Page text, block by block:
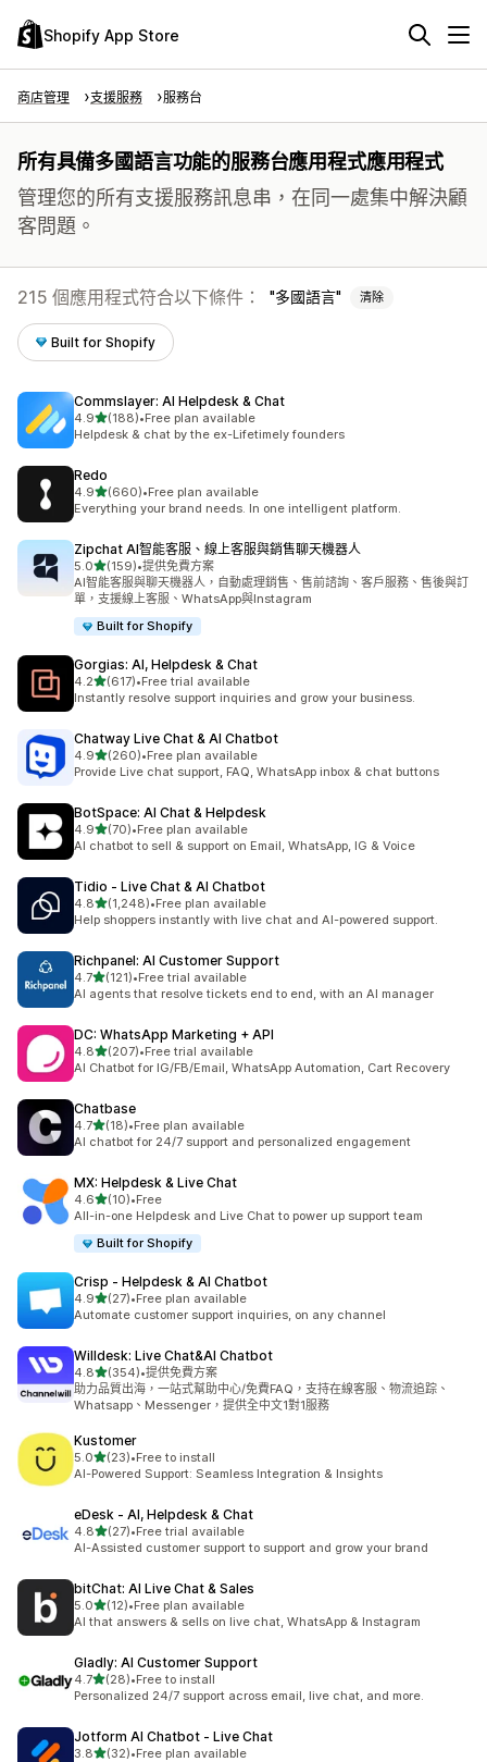
Shopify App Store
商店管理 支援服務 服務台
所有具備多國語言功能的服務台應用程式應用程式
管理您的所有支援服務訊息串，在同一處集中解決顧
客問題。
215 個應用程式符合以下條件： 多國語言 清除
Built for Shopify
Commslayer: AI Helpdesk & Chat
4.9滿分 5 顆星
(188)
共有 188 則評價
•Free plan available
Helpdesk & chat by the ex-Lifetimely founders
Redo
4.9滿分 5 顆星
(660)
共有 660 則評價
•Free plan available
Everything your brand needs. In one intelligent platform.
Zipchat AI智能客服、線上客服與銷售聊天機器人
5.0滿分 5 顆星
(159)
共有 159 則評價
•提供免費方案
AI智能客服與聊天機器人，自動處理銷售、售前諮詢、客戶服務、售後與訂
單，支援線上客服、WhatsApp與Instagram
Built for Shopify
Gorgias: AI, Helpdesk & Chat
4.2滿分 5 顆星
(617)
共有 617 則評價
•Free trial available
Instantly resolve support inquiries and grow your business.
Chatway Live Chat & AI Chatbot
4.9滿分 5 顆星
(260)
共有 260 則評價
•Free plan available
Provide Live chat support, FAQ, WhatsApp inbox & chat buttons
BotSpace: AI Chat & Helpdesk
4.9滿分 5 顆星
(70)
共有 70 則評價
•Free plan available
AI chatbot to sell & support on Email, WhatsApp, IG & Voice
Tidio ‑ Live Chat & AI Chatbot
4.8滿分 5 顆星
(1,248)
共有 1248 則評價
•Free plan available
Help shoppers instantly with live chat and AI-powered support.
Richpanel: AI Customer Support
4.7滿分 5 顆星
(121)
共有 121 則評價
•Free trial available
AI agents that resolve tickets end to end, with an AI manager
DC: WhatsApp Marketing + API
4.8滿分 5 顆星
(207)
共有 207 則評價
•Free trial available
AI Chatbot for IG/FB/Email, WhatsApp Automation, Cart Recovery
Chatbase
4.7滿分 5 顆星
(18)
共有 18 則評價
•Free plan available
AI chatbot for 24/7 support and personalized engagement
MX: Helpdesk & Live Chat
4.6滿分 5 顆星
(10)
共有 10 則評價
•Free
All-in-one Helpdesk and Live Chat to power up support team
Built for Shopify
Crisp ‑ Helpdesk & AI Chatbot
4.9滿分 5 顆星
(27)
共有 27 則評價
•Free plan available
Automate customer support inquiries, on any channel
Willdesk: Live Chat&AI Chatbot
4.8滿分 5 顆星
(354)
共有 354 則評價
•提供免費方案
助力品質出海，一站式幫助中心/免費FAQ，支持在線客服、物流追踪、
Whatsapp、Messenger，提供全中文1對1服務
Kustomer
5.0滿分 5 顆星
(23)
共有 23 則評價
•Free to install
AI-Powered Support: Seamless Integration & Insights
eDesk ‑ AI, Helpdesk & Chat
4.8滿分 5 顆星
(27)
共有 27 則評價
•Free trial available
AI-Assisted customer support to support and grow your brand
bitChat: AI Live Chat & Sales
5.0滿分 5 顆星
(12)
共有 12 則評價
•Free plan available
AI that answers & sells on live chat, WhatsApp & Instagram
Gladly: AI Customer Support
4.7滿分 5 顆星
(28)
共有 28 則評價
•Free to install
Personalized 24/7 support across email, live chat, and more.
Jotform AI Chatbot ‑ Live Chat
3.8滿分 5 顆星
(32)•Free plan available